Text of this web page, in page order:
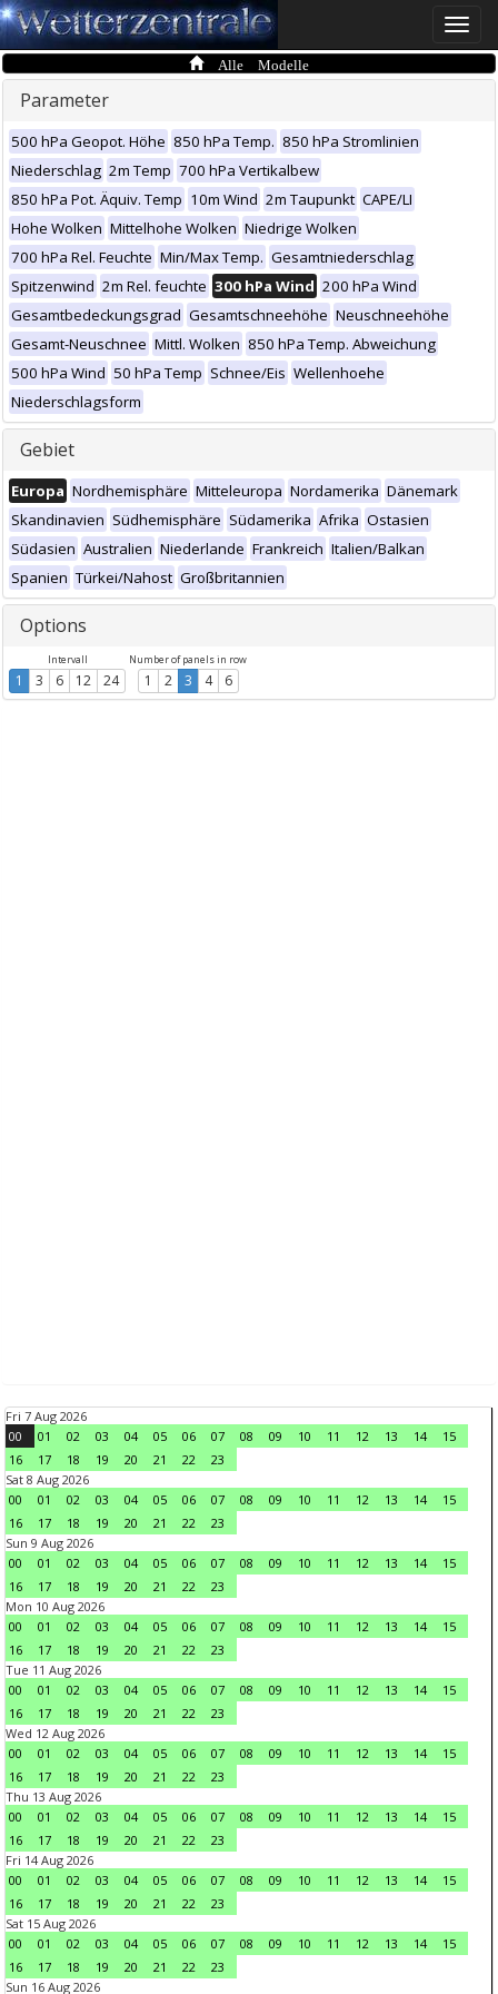
Toggle
Alle Modelle
Parameter
500 hPa Geopot. Höhe 850 hPa Temp. 850 hPa Stromlinien
Niederschlag 2m Temp 700 hPa Vertikalbew
850 hPa Pot. Äquiv. Temp 10m Wind 2m Taupunkt CAPE/LI
Hohe Wolken Mittelhohe Wolken Niedrige Wolken
700 hPa Rel. Feuchte Min/Max Temp. Gesamtniederschlag
Spitzenwind 2m Rel. feuchte 300 hPa Wind 200 hPa Wind
Gesamtbedeckungsgrad Gesamtschneehöhe Neuschneehöhe
Gesamt-Neuschnee Mittl. Wolken 850 hPa Temp. Abweichung
500 hPa Wind 50 hPa Temp Schnee/Eis Wellenhoehe
Niederschlagsform
Gebiet
Europa Nordhemisphäre Mitteleuropa Nordamerika Dänemark
Skandinavien Südhemisphäre Südamerika Afrika Ostasien
Südasien Australien Niederlande Frankreich Italien/Balkan
Spanien Türkei/Nahost Großbritannien
Options
Intervall
1 3 6 12 24
Number of panels in row
1 2 3 4 6
Fri 7 Aug 2026
00
01 02 03 04 05 06 07 08 09 10 11 12 13 14
15
16
17 18 19 20 21 22
23
Sat 8 Aug 2026
00
01 02 03 04 05 06 07 08 09 10 11 12 13 14
15
16
17 18 19 20 21 22
23
Sun 9 Aug 2026
00
01 02 03 04 05 06 07 08 09 10 11 12 13 14
15
16
17 18 19 20 21 22
23
Mon 10 Aug 2026
00
01 02 03 04 05 06 07 08 09 10 11 12 13 14
15
16
17 18 19 20 21 22
23
Tue 11 Aug 2026
00
01 02 03 04 05 06 07 08 09 10 11 12 13 14
15
16
17 18 19 20 21 22
23
Wed 12 Aug 2026
00
01 02 03 04 05 06 07 08 09 10 11 12 13 14
15
16
17 18 19 20 21 22
23
Thu 13 Aug 2026
00
01 02 03 04 05 06 07 08 09 10 11 12 13 14
15
16
17 18 19 20 21 22
23
Fri 14 Aug 2026
00
01 02 03 04 05 06 07 08 09 10 11 12 13 14
15
16
17 18 19 20 21 22
23
Sat 15 Aug 2026
00
01 02 03 04 05 06 07 08 09 10 11 12 13 14
15
16
17 18 19 20 21 22
23
Sun 16 Aug 2026